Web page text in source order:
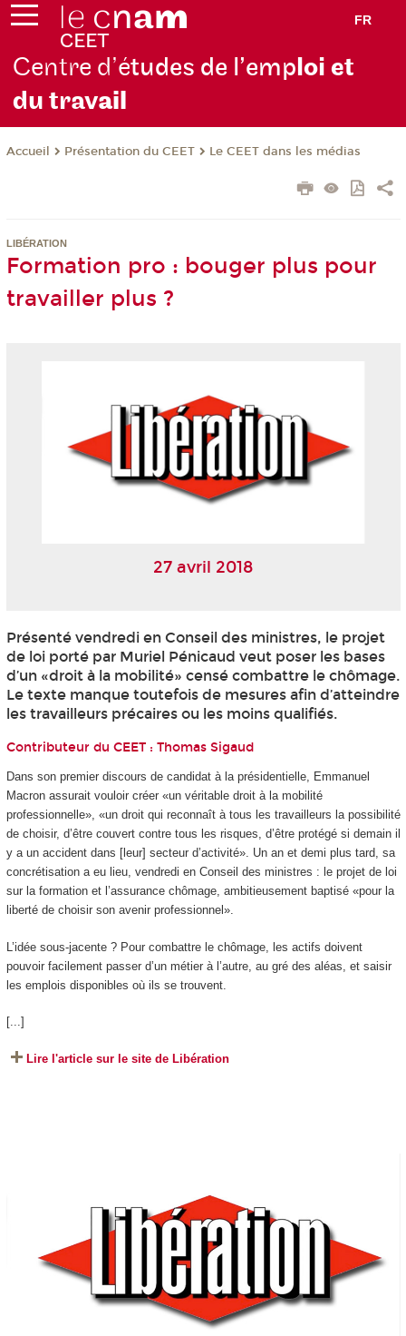
FR
Centre d’études de l’emploi et
du travail
Accueil Présentation du CEET Le CEET dans les médias
LIBÉRATION
Formation pro : bouger plus pour
travailler plus ?
27 avril 2018
Présenté vendredi en Conseil des ministres, le projet
de loi porté par Muriel Pénicaud veut poser les bases
d’un «droit à la mobilité» censé combattre le chômage.
Le texte manque toutefois de mesures afin d’atteindre
les travailleurs précaires ou les moins qualifiés.
Contributeur du CEET : Thomas Sigaud
Dans son premier discours de candidat à la présidentielle, Emmanuel
Macron assurait vouloir créer «un véritable droit à la mobilité
professionnelle», «un droit qui reconnaît à tous les travailleurs la possibilité
de choisir, d’être couvert contre tous les risques, d’être protégé si demain il
y a un accident dans [leur] secteur d’activité». Un an et demi plus tard, sa
concrétisation a eu lieu, vendredi en Conseil des ministres : le projet de loi
sur la formation et l’assurance chômage, ambitieusement baptisé «pour la
liberté de choisir son avenir professionnel».
L’idée sous-jacente ? Pour combattre le chômage, les actifs doivent
pouvoir facilement passer d’un métier à l’autre, au gré des aléas, et saisir
les emplois disponibles où ils se trouvent.
[...]
Lire l'article sur le site de Libération